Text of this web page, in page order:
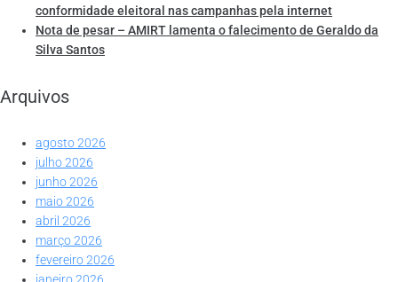
conformidade eleitoral nas campanhas pela internet
Nota de pesar – AMIRT lamenta o falecimento de Geraldo da
Silva Santos
Arquivos
agosto 2026
julho 2026
junho 2026
maio 2026
abril 2026
março 2026
fevereiro 2026